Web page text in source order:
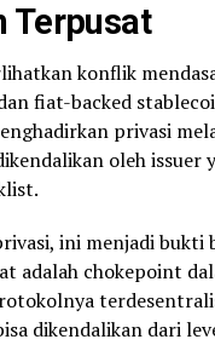
Terpusat
konflik
fiat-backed
privasi
oleh issuer
ini menjadi bukti
adalah chokepoint
dikendalikan dari